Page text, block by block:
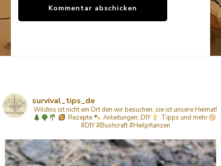
survival_tips_de
Wildnis ist nicht ein Ort den wir besuchen, sie ist unsere Heimat!
Rezepte
Anleitungen, DIY Tipps und mehr
#DIY #Bushcraft #Heilpflanzen